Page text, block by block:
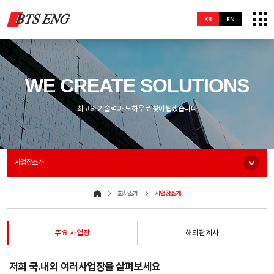
KR EN
WE CREATE SOLUTIONS
최고의 기술력과 노하우로 찾아뵙겠습니다
사업장소개
회사소개 사업장소개
주요 사업장 해외관계사
저희 국.내외 여러사업장을 살펴보세요